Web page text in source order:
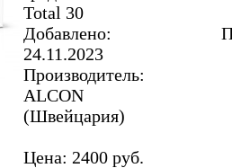
Total 30
Добавлено:
24.11.2023
Производитель:
ALCON
(Швейцария)
Цена: 2400 руб.